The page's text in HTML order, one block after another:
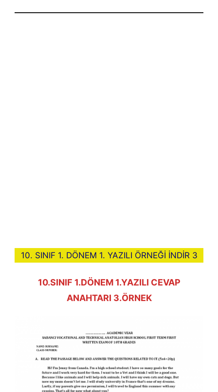
10. SINIF 1. DÖNEM 1. YAZILI ÖRNEĞİ İNDİR 3
10.SINIF 1.DÖNEM 1.YAZILI CEVAP
ANAHTARI 3.ÖRNEK